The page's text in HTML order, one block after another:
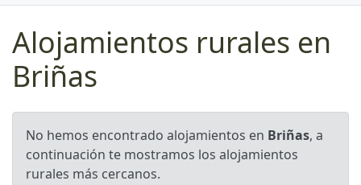
Alojamientos rurales en
Briñas
No hemos encontrado alojamientos en Briñas, a
continuación te mostramos los alojamientos
rurales más cercanos.